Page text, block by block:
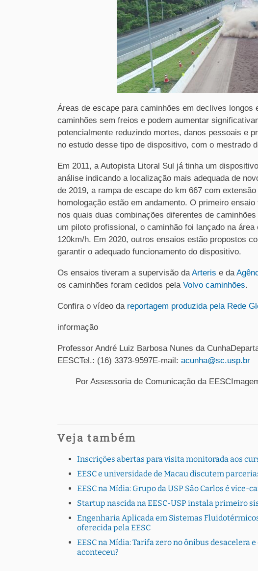
Áreas de escape para caminhões em declives
caminhões sem freios e podem aumentar
potencialmente reduzindo mortes, danos pessoais e
no estudo desse tipo de dispositivo, com o mestrado
Em 2011, a Autopista Litoral Sul já tinha um
análise indicando a localização mais adequada de
de 2019, a rampa de escape do km 667 com
homologação estão em andamento. O primeiro
nos quais duas combinações diferentes de
um piloto profissional, o caminhão foi lançado na
120km/h. Em 2020, outros ensaios estão propostos
garantir o adequado funcionamento do dispositivo.
Os ensaios tiveram a supervisão daArteris e da
os caminhões foram cedidos pela Volvo caminhões.
Confira o vídeo da reportagem produzida pela Rede
informação
Professor André Luiz Barbosa Nunes da
EESCTel.: (16) 3373-9597E-mail: acunha@sc.usp.br
Por Assessoria de Comunicação da
Veja também
Inscrições abertas para visita monitorada aos
EESC e universidade de Macau discutem
EESC na Mídia: Grupo da USP São Carlos é
Startup nascida na EESC-USP instala primeiro
Engenharia Aplicada em Sistemas
oferecida pela EESC
EESC na Mídia: Tarifa zero no ônibus desacelera
aconteceu?